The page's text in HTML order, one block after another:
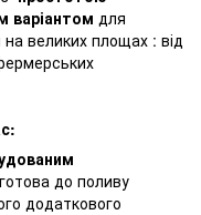
варіантом для
великих площах : від
до поливу
додаткового